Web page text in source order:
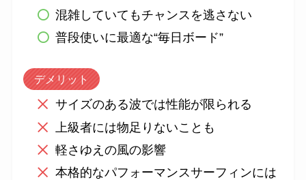
混雑していてもチャンスを逃さない
普段使いに最適な“毎日ボード”
デメリット
サイズのある波では性能が限られる
上級者には物足りないことも
軽さゆえの風の影響
本格的なパフォーマンスサーフィンには